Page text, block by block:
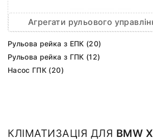
Агрегати рульового
Рульова рейка з ЕПК (20)
Рульова рейка з ГПК (12)
Насос ГПК (20)
КЛІМАТИЗАЦІЯ ДЛЯ BMW